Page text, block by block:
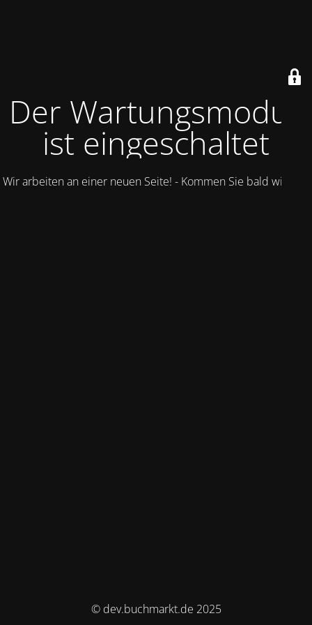
Der Wartungsmodus
ist eingeschaltet
Wir arbeiten an einer neuen Seite! - Kommen Sie bald wieder.
© dev.buchmarkt.de 2025